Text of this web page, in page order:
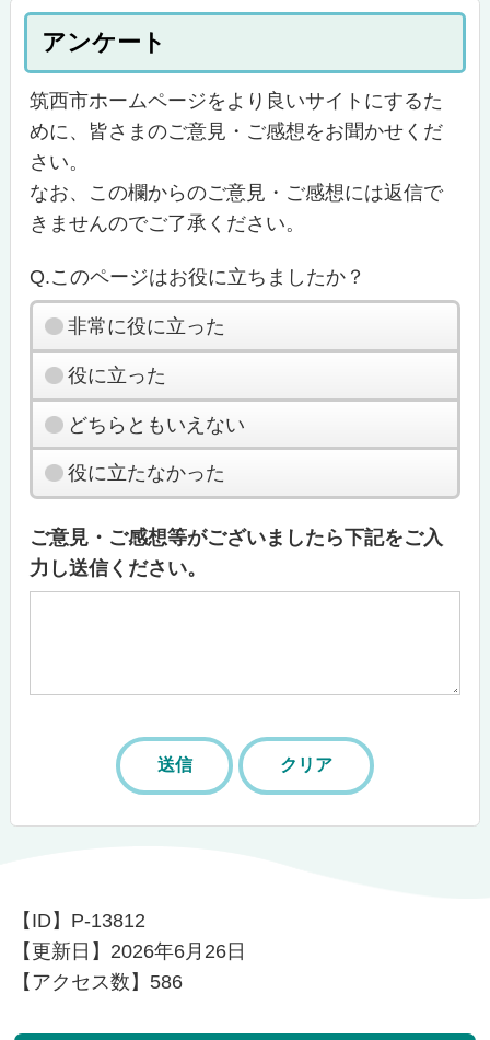
アンケート
筑西市ホームページをより良いサイトにするた
めに、皆さまのご意見・ご感想をお聞かせくだ
さい。
なお、この欄からのご意見・ご感想には返信で
きませんのでご了承ください。
Q.このページはお役に立ちましたか？
非常に役に立った
役に立った
どちらともいえない
役に立たなかった
ご意見・ご感想等がございましたら下記をご入
力し送信ください。
【ID】 P-13812
【更新日】 2026年6月26日
【アクセス数】 586